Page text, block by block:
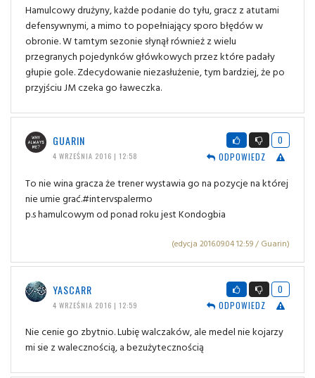
Hamulcowy drużyny, każde podanie do tyłu, gracz z atutami
defensywnymi, a mimo to popełniający sporo błędów w
obronie. W tamtym sezonie słynął również z wielu
przegranych pojedynków główkowych przez które padały
głupie gole. Zdecydowanie niezasłużenie, tym bardziej, że po
przyjściu JM czeka go ławeczka.
GUARIN
4 WRZEŚNIA 2016 | 12:58
0
ODPOWIEDZ
To nie wina gracza że trener wystawia go na pozycje na której
nie umie grać.#intervspalermo
p.s hamulcowym od ponad roku jest Kondogbia
(edycja 2016.09.04 12:59 / Guarin)
YASCARR
4 WRZEŚNIA 2016 | 12:59
0
ODPOWIEDZ
Nie cenie go zbytnio. Lubię walczaków, ale medel nie kojarzy
mi sie z walecznością, a bezużytecznością